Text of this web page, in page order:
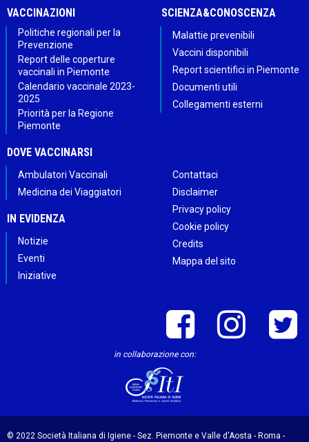
VACCINAZIONI
Politiche regionali per la
Prevenzione
Report delle coperture
vaccinali in Piemonte
Calendario vaccinale 2023-
2025
Priorità per la Regione
Piemonte
SCIENZA&CONOSCENZA
Malattie prevenibili
Vaccini disponibili
Report scientifici in Piemonte
Documenti utili
Collegamenti esterni
DOVE VACCINARSI
Ambulatori Vaccinali
Medicina dei Viaggiatori
IN EVIDENZA
Notizie
Eventi
Iniziative
Contattaci
Disclaimer
Privacy policy
Cookie policy
Credits
Mappa del sito
in collaborazione con:
© 2022 Società Italiana di Igiene - Sez. Piemonte e Valle d'Aosta - Roma -